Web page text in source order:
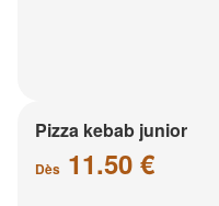
Pizza kebab junior
Dès 11.50 €